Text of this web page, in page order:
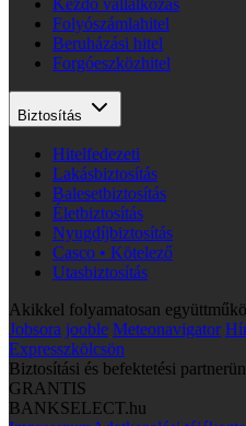
Kezdő vállalkozás
Folyószámlahitel
Beruházási hitel
Forgóeszközhitel
Biztosítás
Hitelfedezeti
Lakásbiztosítás
Balesetbiztosítás
Életbiztosítás
Nyugdíjbiztosítás
Casco • Kötelező
Utasbiztosítás
Akikkel folyamatosan
Jobsora jooble Meteonavigator
Expresszkölcsön
Biztosítási és befektetési
GRANTIS
BANKSELECT.hu